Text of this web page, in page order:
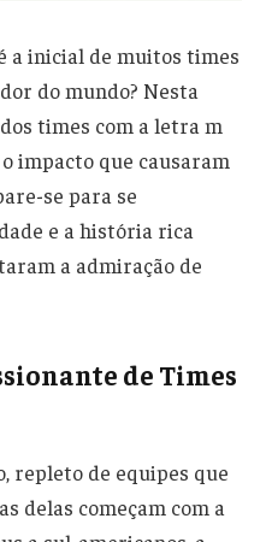
a inicial de muitos times
do mundo? Nesta
times com a letra m
impacto que causaram
se para se
e a história rica
a admiração de
de Times
repleto de equipes que
delas começam com a